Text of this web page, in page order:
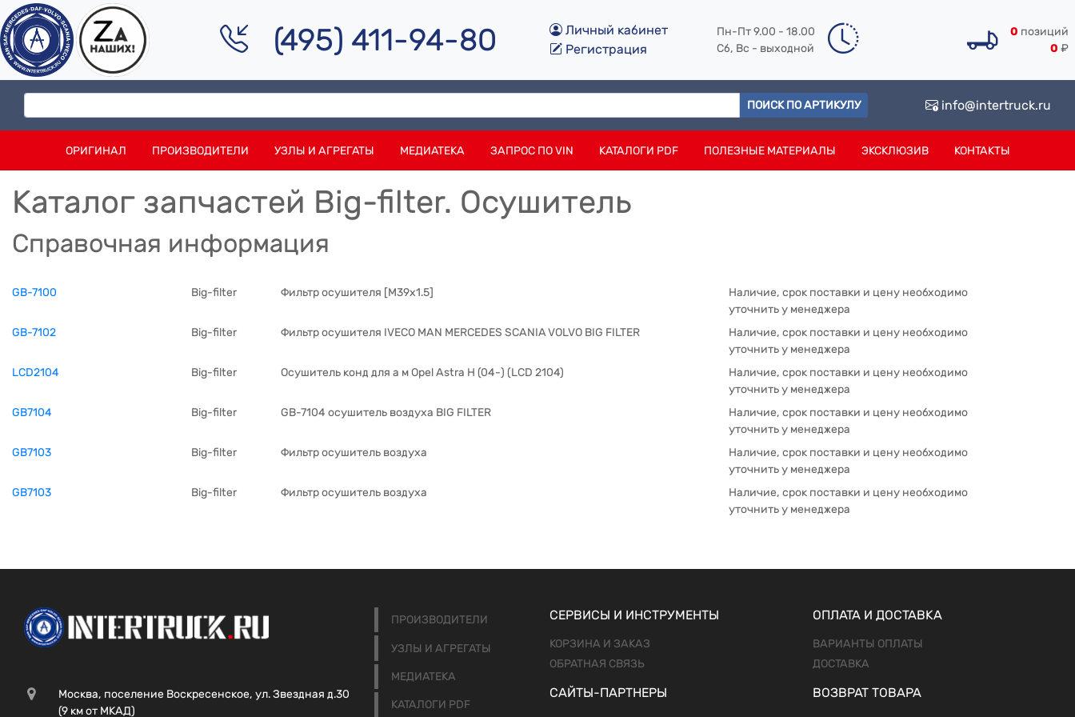
(495) 411-94-80
Личный кабинет
Регистрация
Пн-Пт 9.00 - 18.00
Сб, Вс - выходной
0 позиций
0 ₽
ПОИСК ПО АРТИКУЛУ info@intertruck.ru
ОРИГИНАЛ ПРОИЗВОДИТЕЛИ УЗЛЫ И АГРЕГАТЫ МЕДИАТЕКА ЗАПРОС ПО VIN КАТАЛОГИ PDF ПОЛЕЗНЫЕ МАТЕРИАЛЫ ЭКСКЛЮЗИВ КОНТАКТЫ
Каталог запчастей Big-filter. Осушитель
Справочная информация
GB-7100 Big-filter Фильтр осушителя [M39x1.5]
Наличие, срок поставки и цену необходимо
уточнить у менеджера
GB-7102
Big-filter Фильтр осушителя IVECO MAN MERCEDES SCANIA VOLVO BIG FILTER
Наличие, срок поставки и цену необходимо
уточнить у менеджера
LCD2104
Big-filter Осушитель конд для а м Opel Astra H (04-) (LCD 2104)
Наличие, срок поставки и цену необходимо
уточнить у менеджера
GB7104
Big-filter GB-7104 осушитель воздуха BIG FILTER
Наличие, срок поставки и цену необходимо
уточнить у менеджера
GB7103
Big-filter Фильтр осушитель воздуха
Наличие, срок поставки и цену необходимо
уточнить у менеджера
GB7103
Big-filter Фильтр осушитель воздуха
Наличие, срок поставки и цену необходимо
уточнить у менеджера
Москва, поселение Воскресенское, ул. Звездная д.30
(9 км от МКАД)
ПРОИЗВОДИТЕЛИ
УЗЛЫ И АГРЕГАТЫ
МЕДИАТЕКА
КАТАЛОГИ PDF
СЕРВИСЫ И ИНСТРУМЕНТЫ
КОРЗИНА И ЗАКАЗ
ОБРАТНАЯ СВЯЗЬ
САЙТЫ-ПАРТНЕРЫ
ОПЛАТА И ДОСТАВКА
ВАРИАНТЫ ОПЛАТЫ
ДОСТАВКА
ВОЗВРАТ ТОВАРА